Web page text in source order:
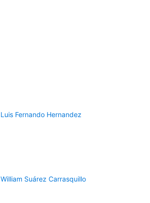
Luis Fernando Hernandez
William Suárez Carrasquillo